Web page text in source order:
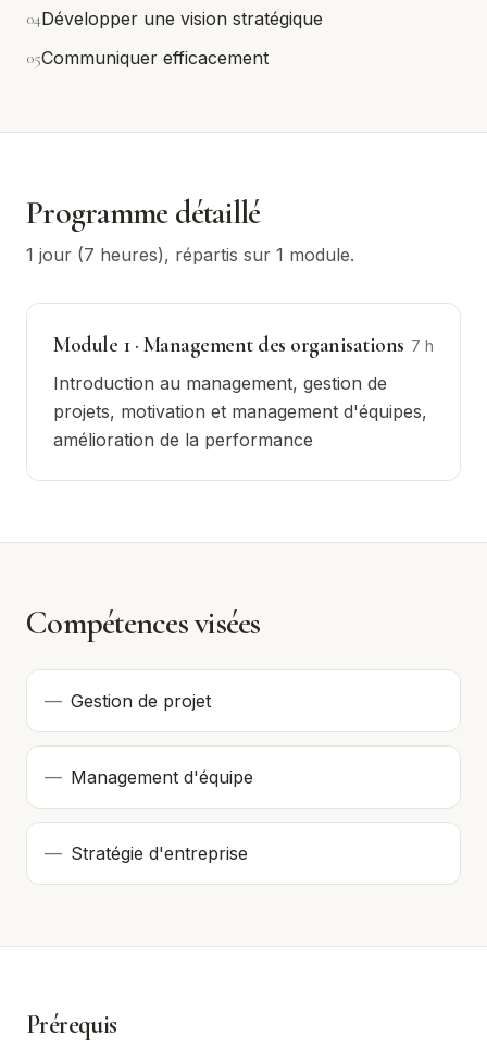
04Développer une vision stratégique
05Communiquer efficacement
Programme détaillé
1 jour (7 heures), répartis sur 1 module.
Module 1· Management des organisations 7 h
Introduction au management, gestion de
projets, motivation et management d'équipes,
amélioration de la performance
Compétences visées
— Gestion de projet
— Management d'équipe
— Stratégie d'entreprise
Prérequis